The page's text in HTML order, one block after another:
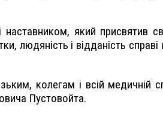
який присвятив
людяність і відданість
колегам і всій медичній
Пустовойта.